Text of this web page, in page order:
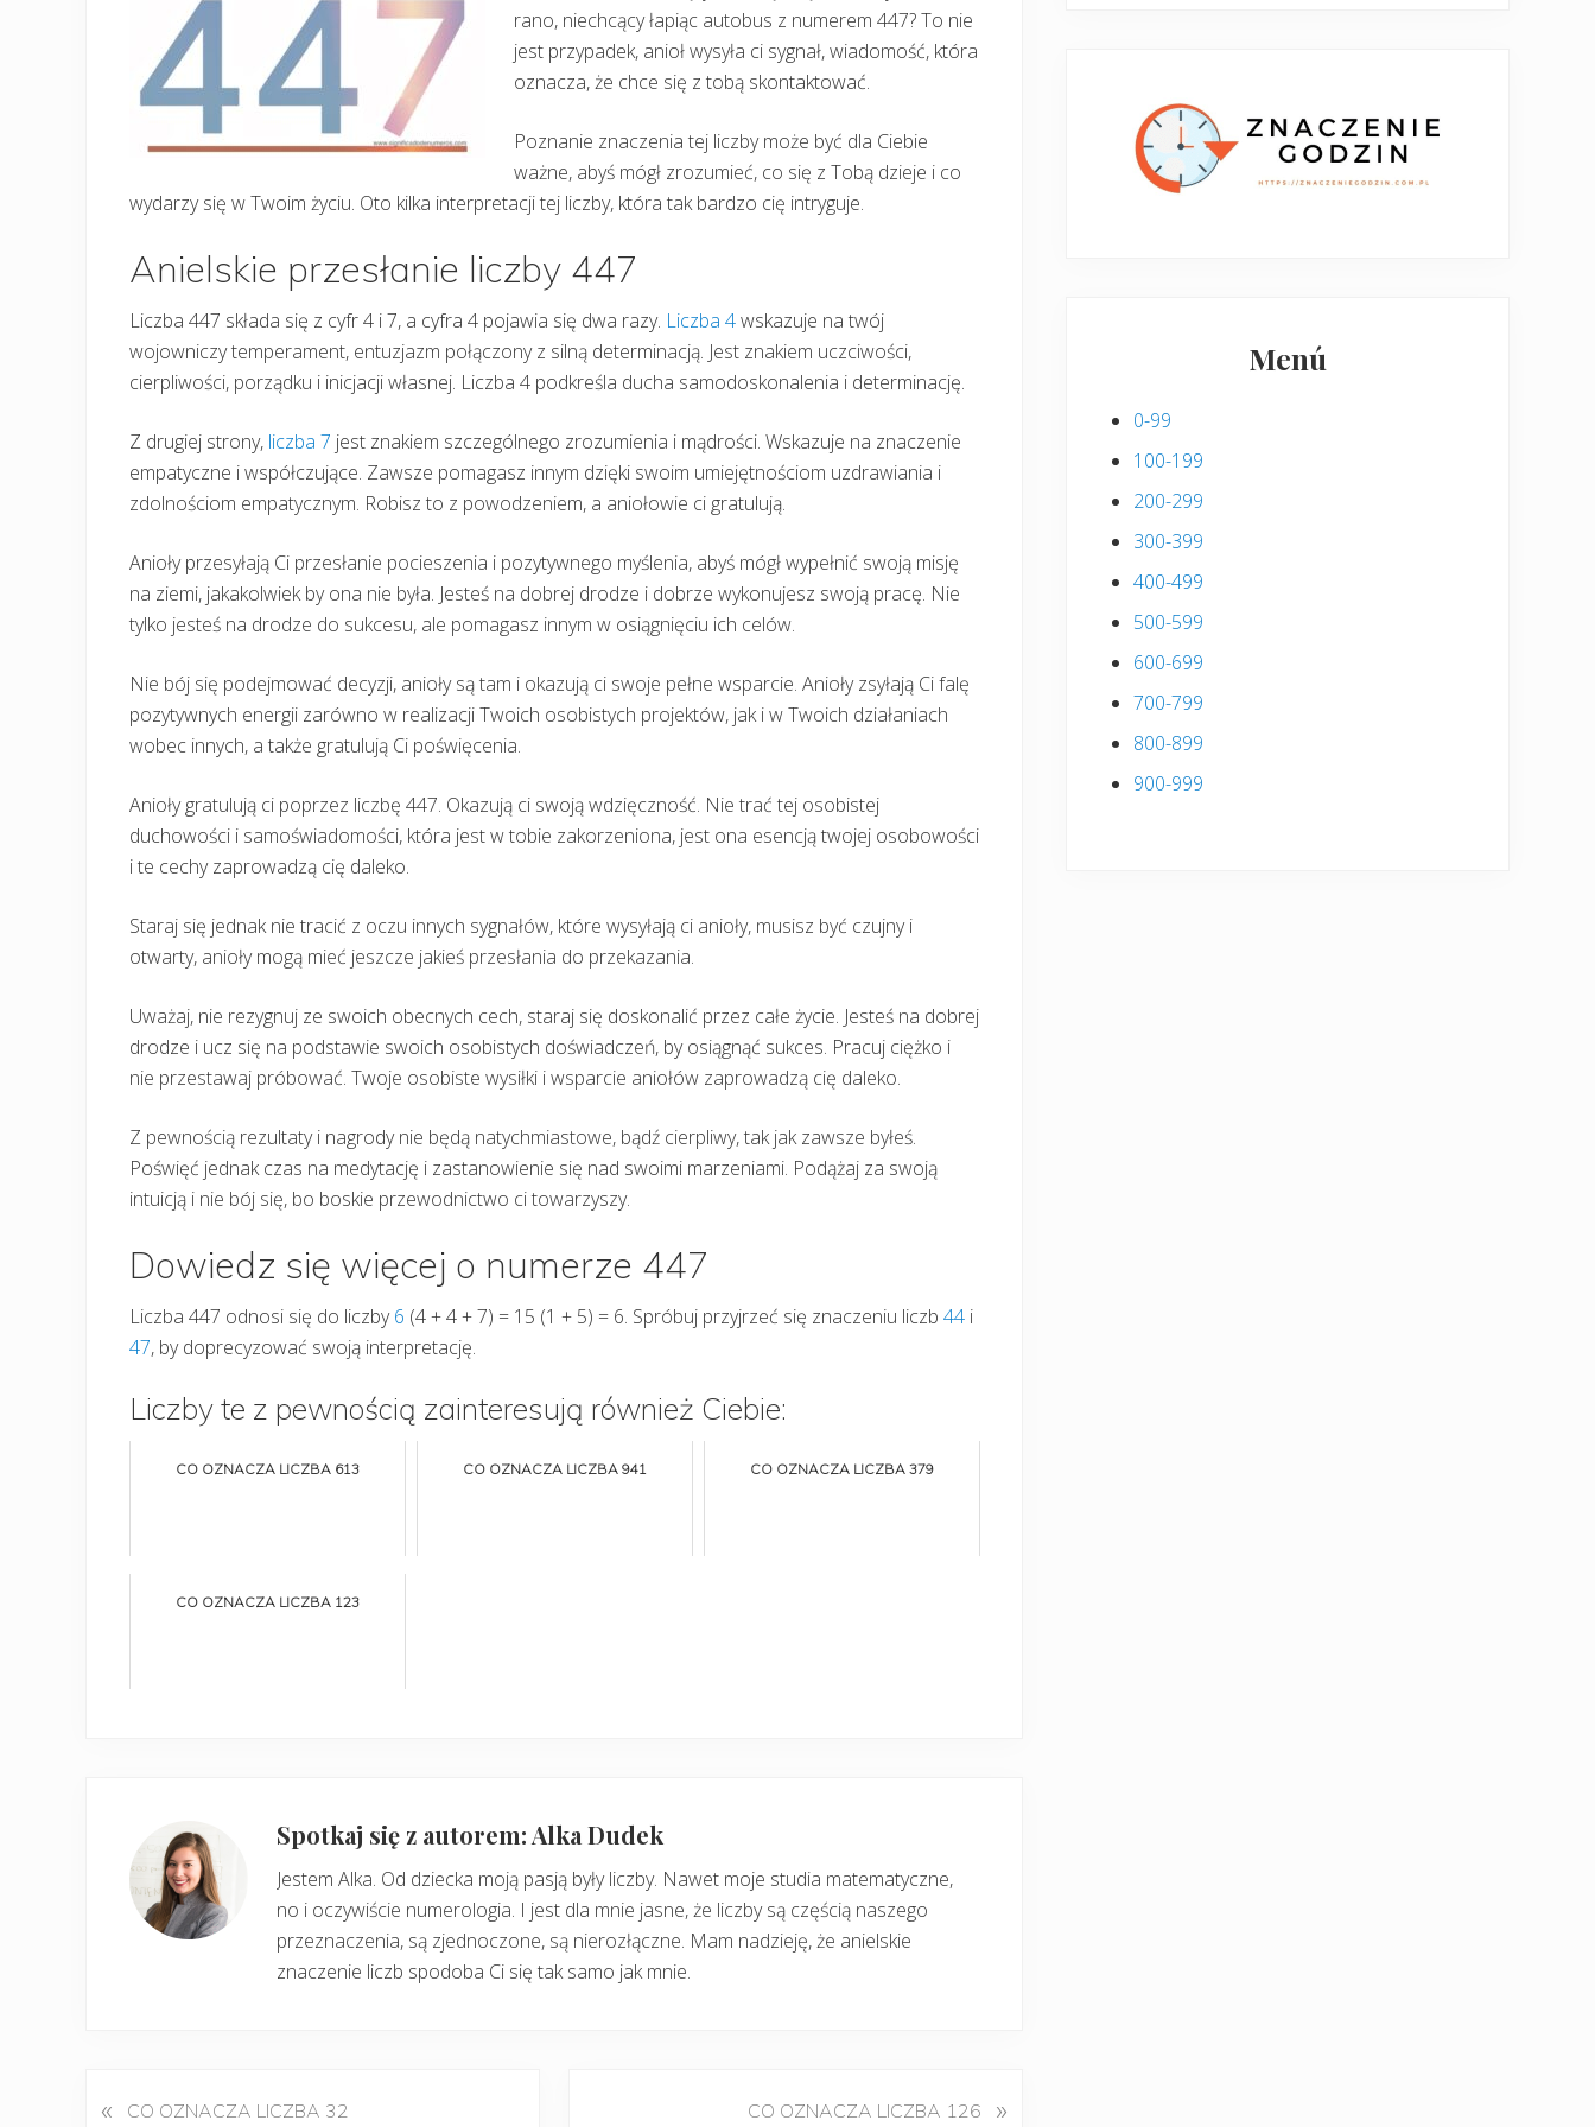
rano, niechcący łapiąc autobus z numerem 447? To nie
jest przypadek, anioł wysyła ci sygnał, wiadomość, która
oznacza, że chce się z tobą skontaktować.
Poznanie znaczenia tej liczby może być dla Ciebie
ważne, abyś mógł zrozumieć, co się z Tobą dzieje i co
wydarzy się w Twoim życiu. Oto kilka interpretacji tej liczby, która tak bardzo cię intryguje.
Anielskie przesłanie liczby 447
Liczba 447 składa się z cyfr 4 i 7, a cyfra 4 pojawia się dwa razy. Liczba 4wskazuje na twój
wojowniczy temperament, entuzjazm połączony z silną determinacją. Jest znakiem uczciwości,
cierpliwości, porządku i inicjacji własnej. Liczba 4 podkreśla ducha samodoskonalenia i determinację.
Z drugiej strony, liczba 7 jest znakiem szczególnego zrozumienia i mądrości. Wskazuje na znaczenie
empatyczne i współczujące. Zawsze pomagasz innym dzięki swoim umiejętnościom uzdrawiania i
zdolnościom empatycznym. Robisz to z powodzeniem, a aniołowie ci gratulują.
Anioły przesyłają Ci przesłanie pocieszenia i pozytywnego myślenia, abyś mógł wypełnić swoją misję
na ziemi, jakakolwiek by ona nie była. Jesteś na dobrej drodze i dobrze wykonujesz swoją pracę. Nie
tylko jesteś na drodze do sukcesu, ale pomagasz innym w osiągnięciu ich celów.
Nie bój się podejmować decyzji, anioły są tam i okazują ci swoje pełne wsparcie. Anioły zsyłają Ci falę
pozytywnych energii zarówno w realizacji Twoich osobistych projektów, jak i w Twoich działaniach
wobec innych, a także gratulują Ci poświęcenia.
Anioły gratulują ci poprzez liczbę 447. Okazują ci swoją wdzięczność. Nie trać tej osobistej
duchowości i samoświadomości, która jest w tobie zakorzeniona, jest ona esencją twojej osobowości
i te cechy zaprowadzą cię daleko.
Staraj się jednak nie tracić z oczu innych sygnałów, które wysyłają ci anioły, musisz być czujny i
otwarty, anioły mogą mieć jeszcze jakieś przesłania do przekazania.
Uważaj, nie rezygnuj ze swoich obecnych cech, staraj się doskonalić przez całe życie. Jesteś na dobrej
drodze i ucz się na podstawie swoich osobistych doświadczeń, by osiągnąć sukces. Pracuj ciężko i
nie przestawaj próbować. Twoje osobiste wysiłki i wsparcie aniołów zaprowadzą cię daleko.
Z pewnością rezultaty i nagrody nie będą natychmiastowe, bądź cierpliwy, tak jak zawsze byłeś.
Poświęć jednak czas na medytację i zastanowienie się nad swoimi marzeniami. Podążaj za swoją
intuicją i nie bój się, bo boskie przewodnictwo ci towarzyszy.
Dowiedz się więcej o numerze 447
Liczba 447 odnosi się do liczby6 (4 + 4 + 7) = 15 (1 + 5) = 6. Spróbuj przyjrzeć się znaczeniu liczb 44 i
47, by doprecyzować swoją interpretację.
Liczby te z pewnością zainteresują również Ciebie:
CO OZNACZA LICZBA 613 CO OZNACZA LICZBA 941 CO OZNACZA LICZBA 379
CO OZNACZA LICZBA 123
Spotkaj się z autorem: Alka Dudek
Jestem Alka. Od dziecka moją pasją były liczby. Nawet moje studia matematyczne,
no i oczywiście numerologia. I jest dla mnie jasne, że liczby są częścią naszego
przeznaczenia, są zjednoczone, są nierozłączne. Mam nadzieję, że anielskie
znaczenie liczb spodoba Ci się tak samo jak mnie.
P
« CO OZNACZA LICZBA 32 CO OZNACZA LICZBA 126 »
Menú
0-99
100-199
200-299
300-399
400-499
500-599
600-699
700-799
800-899
900-999